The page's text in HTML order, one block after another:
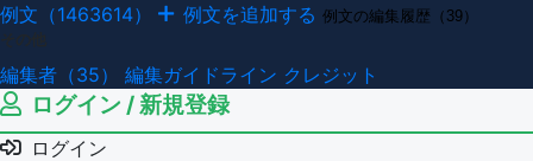
例文（1463614） 例文を追加する 例文の編集履歴（39）
編集者（35） 編集ガイドライン クレジット
ログイン / 新規登録
ログイン